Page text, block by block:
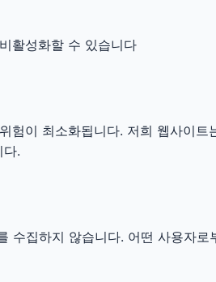
활성화할 수 있습니다
험이 최소화됩니다. 저희 웹사이
다.
수집하지 않습니다. 어떤 사용자